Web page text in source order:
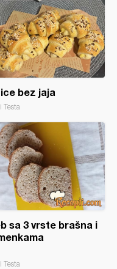
bez jaja
Testa
sa 3 vrste brašna i
Testa